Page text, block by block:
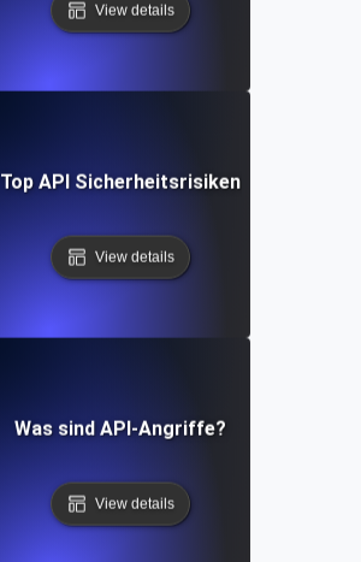
View details
Top API Sicherheitsrisiken
View details
Was sind API-Angriffe?
View details